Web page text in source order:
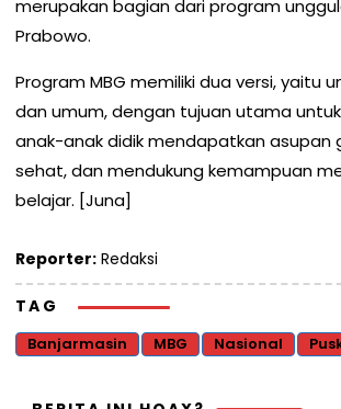
merupakan bagian dari program
Prabowo.
Program MBG memiliki dua versi, yaitu
dan umum, dengan tujuan utama
anak-anak didik mendapatkan asupan
sehat, dan mendukung kemampuan
belajar. [Juna]
Reporter: Redaksi
TAG
Banjarmasin MBG Nasional